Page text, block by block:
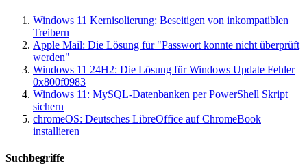
Windows 11 Kernisolierung: Beseitigen von inkompatiblen
Treibern
Apple Mail: Die Lösung für "Passwort konnte nicht überprüft
werden"
Windows 11 24H2: Die Lösung für Windows Update Fehler
0x800f0983
Windows 11: MySQL-Datenbanken per PowerShell Skript
sichern
chromeOS: Deutsches LibreOffice auf ChromeBook
installieren
Suchbegriffe